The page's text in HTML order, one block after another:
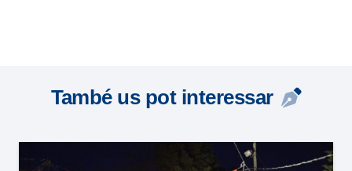
També us pot interessar